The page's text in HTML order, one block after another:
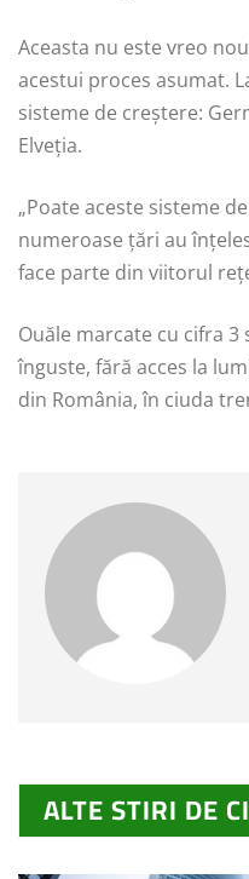
Aceasta nu este vreo
acestui proces asumat.
sisteme de creștere:
Elveția.
„Poate aceste sisteme
numeroase țări au
face parte din viitorul
Ouăle marcate cu cifra
înguste, fără acces la
din România, în ciuda
ALTE STIRI DE